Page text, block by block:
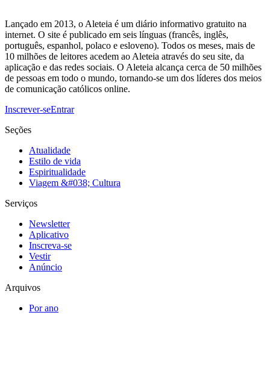
Lançado em 2013, o Aleteia é um diário informativo gratuito na
internet. O site é publicado em seis línguas (francês, inglês,
português, espanhol, polaco e esloveno). Todos os meses, mais de
10 milhões de leitores acedem ao Aleteia através do seu site, da
aplicação e das redes sociais. O Aleteia alcança cerca de 50 milhões
de pessoas em todo o mundo, tornando-se um dos líderes dos meios
de comunicação católicos online.
Inscrever-seEntrar
Seções
Atualidade
Estilo de vida
Espiritualidade
Viagem &#038; Cultura
Serviços
Newsletter
Aplicativo
Inscreva-se
Vestir
Anúncio
Arquivos
Por ano